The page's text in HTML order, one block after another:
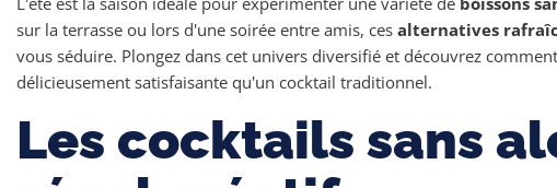
sur la terrasse ou lors d'une soirée entre amis, ces alternatives
vous séduire. Plongez dans cet univers diversifié et découvrez
délicieusement satisfaisante qu'un cocktail traditionnel.
Les cocktails sans